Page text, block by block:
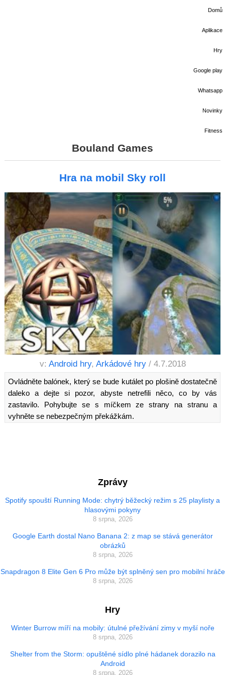
Domů
Aplikace
Hry
Google play
Whatsapp
Novinky
Fitness
Bouland Games
Hra na mobil Sky roll
v: Android hry, Arkádové hry / 4.7.2018
Ovládněte balónek, který se bude kutálet po plošině dostatečně
daleko a dejte si pozor, abyste netrefili něco, co by vás
zastavilo. Pohybujte se s míčkem ze strany na stranu a
vyhněte se nebezpečným překážkám.
Zprávy
Spotify spouští Running Mode: chytrý běžecký režim s 25 playlisty a
hlasovými pokyny
8 srpna, 2026
Google Earth dostal Nano Banana 2: z map se stává generátor
obrázků
8 srpna, 2026
Snapdragon 8 Elite Gen 6 Pro může být splněný sen pro mobilní hráče
8 srpna, 2026
Hry
Winter Burrow míří na mobily: útulné přežívání zimy v myší noře
8 srpna, 2026
Shelter from the Storm: opuštěné sídlo plné hádanek dorazilo na
Android
8 srpna, 2026